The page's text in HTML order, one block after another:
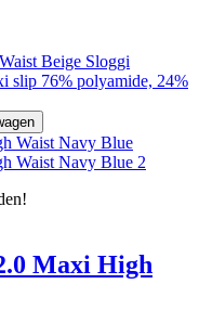
Beige Sloggi
slip 76% polyamide, 24%
Maxi High